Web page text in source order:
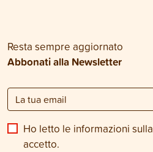
Resta sempre aggiornato
Abbonati alla Newsletter
Ho letto le informazioni sulla
accetto.